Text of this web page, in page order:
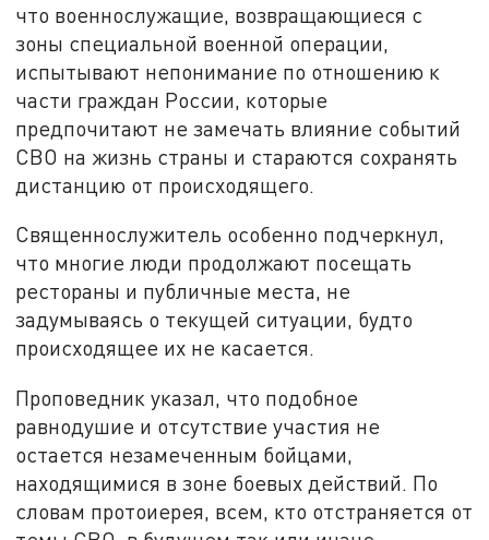
что военнослужащие, возвращающиеся с
зоны специальной военной операции,
испытывают непонимание по отношению к
части граждан России, которые
предпочитают не замечать влияние событий
СВО на жизнь страны и стараются сохранять
дистанцию от происходящего.
Священнослужитель особенно подчеркнул,
что многие люди продолжают посещать
рестораны и публичные места, не
задумываясь о текущей ситуации, будто
происходящее их не касается.
Проповедник указал, что подобное
равнодушие и отсутствие участия не
остается незамеченным бойцами,
находящимися в зоне боевых действий. По
словам протоиерея, всем, кто отстраняется от